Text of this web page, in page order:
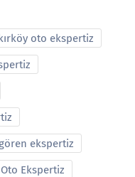
oto ekspertiz
ekspertiz
Ekspertiz